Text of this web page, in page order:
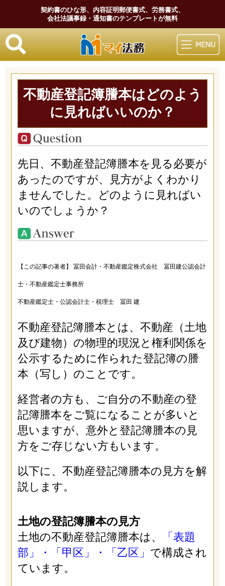
契約書のひな形、内容証明郵便書式、労務書式、
会社法議事録・通知書のテンプレートが無料
マイ法務
不動産登記簿謄本はどのよう
に見ればいいのか？
先日、不動産登記簿謄本を見る必要が
あったのですが、見方がよくわかり
ませんでした。どのように見ればい
いのでしょうか？
【この記事の著者】 冨田会計・不動産鑑定株式会社 冨田建公認会計
士・不動産鑑定士事務所
不動産鑑定士・公認会計士・税理士 冨田 建
不動産登記簿謄本とは、不動産（土地
及び建物）の物理的現況と権利関係を
公示するために作られた登記簿の謄
本（写し）のことです。
経営者の方も、ご自分の不動産の登
記簿謄本をご覧になることが多いと
思いますが、意外と登記簿謄本の見
方をご存じない方もいます。
以下に、不動産登記簿謄本の見方を解
説します。
土地の登記簿謄本の見方
土地の不動産登記簿謄本は、
「表題
部」・「甲区」・「乙区」 で構成され
ています。